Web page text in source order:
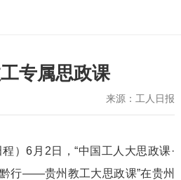
专属思政课
来源： 工人日报
）6月2日，“中国工人大思政课·
行——贵州教工大思政课”在贵州